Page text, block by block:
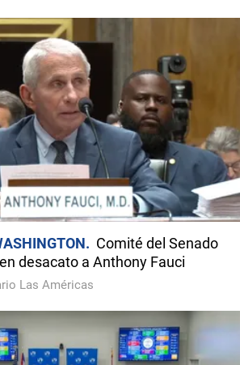
Comité del Senado
desacato a Anthony Fauci
Las Américas